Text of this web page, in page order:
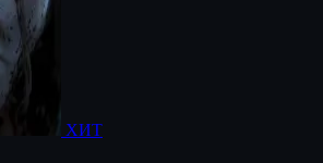
ХИТ